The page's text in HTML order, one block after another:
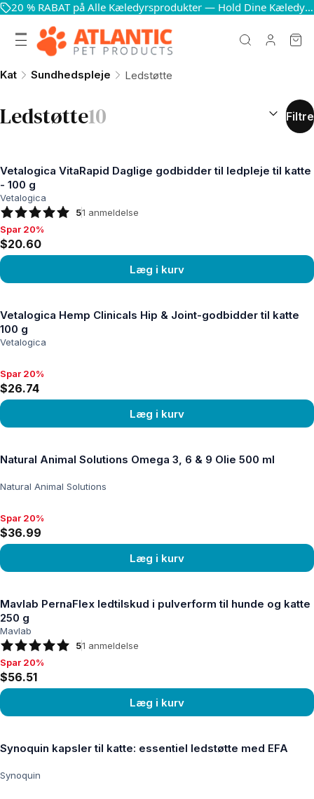
20 % RABAT på Alle Kæledyrsprodukter — Hold Dine Kæledyr Glade og Sunde
Kat Sundhedspleje Ledstøtte
Ledstøtte10 SORTÉR
Filtre
Vetalogica VitaRapid Daglige godbidder til ledpleje til katte
- 100 g
Vetalogica
51 anmeldelse
Spar 20%, $20.60
Spar 20%
$20.60
Læg i kurv
Vetalogica Hemp Clinicals Hip & Joint-godbidder til katte
100 g
Vetalogica
Spar 20%, $26.74
Spar 20%
$26.74
Læg i kurv
Natural Animal Solutions Omega 3, 6 & 9 Olie 500 ml
Natural Animal Solutions
Spar 20%, $36.99
Spar 20%
$36.99
Læg i kurv
Mavlab PernaFlex ledtilskud i pulverform til hunde og katte
250 g
Mavlab
51 anmeldelse
Spar 20%, $56.51
Spar 20%
$56.51
Læg i kurv
Synoquin kapsler til katte: essentiel ledstøtte med EFA
Synoquin